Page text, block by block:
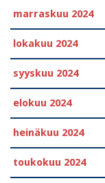
marraskuu 2024
lokakuu 2024
syyskuu 2024
elokuu 2024
heinäkuu 2024
toukokuu 2024